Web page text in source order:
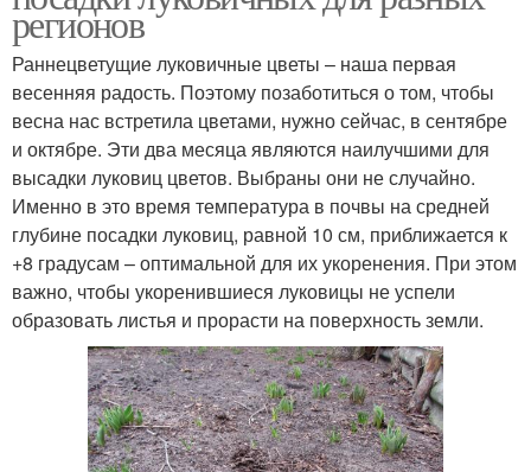
регионов
Раннецветущие луковичные цветы – наша первая
весенняя радость. Поэтому позаботиться о том, чтобы
весна нас встретила цветами, нужно сейчас, в сентябре
и октябре. Эти два месяца являются наилучшими для
высадки луковиц цветов. Выбраны они не случайно.
Именно в это время температура в почвы на средней
глубине посадки луковиц, равной 10 см, приближается к
+8 градусам – оптимальной для их укоренения. При этом
важно, чтобы укоренившиеся луковицы не успели
образовать листья и прорасти на поверхность земли.